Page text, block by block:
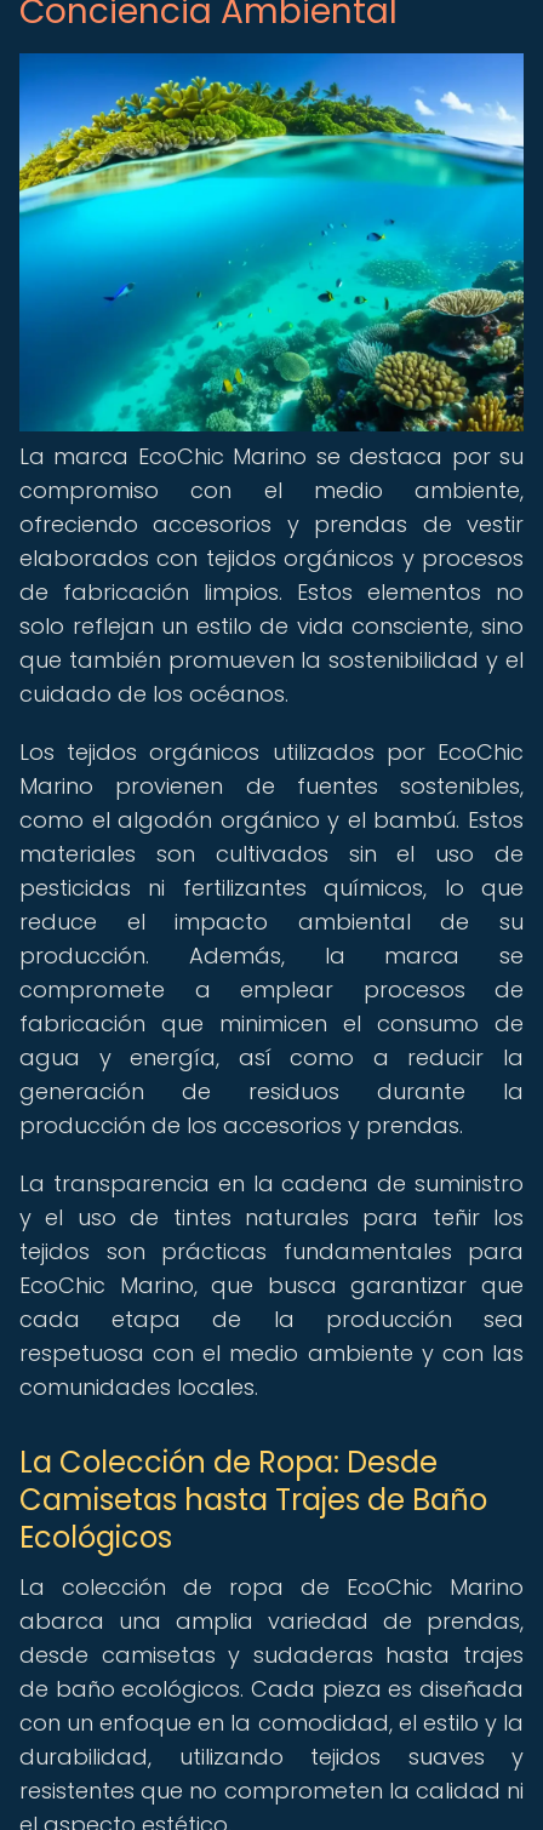
Conciencia Ambiental
La marca EcoChic Marino se destaca por su
compromiso con el medio ambiente,
ofreciendo accesorios y prendas de vestir
elaborados con tejidos orgánicos y procesos
de fabricación limpios. Estos elementos no
solo reflejan un estilo de vida consciente, sino
que también promueven la sostenibilidad y el
cuidado de los océanos.
Los tejidos orgánicos utilizados por EcoChic
Marino provienen de fuentes sostenibles,
como el algodón orgánico y el bambú. Estos
materiales son cultivados sin el uso de
pesticidas ni fertilizantes químicos, lo que
reduce el impacto ambiental de su
producción. Además, la marca se
compromete a emplear procesos de
fabricación que minimicen el consumo de
agua y energía, así como a reducir la
generación de residuos durante la
producción de los accesorios y prendas.
La transparencia en la cadena de suministro
y el uso de tintes naturales para teñir los
tejidos son prácticas fundamentales para
EcoChic Marino, que busca garantizar que
cada etapa de la producción sea
respetuosa con el medio ambiente y con las
comunidades locales.
La Colección de Ropa: Desde
Camisetas hasta Trajes de Baño
Ecológicos
La colección de ropa de EcoChic Marino
abarca una amplia variedad de prendas,
desde camisetas y sudaderas hasta trajes
de baño ecológicos. Cada pieza es diseñada
con un enfoque en la comodidad, el estilo y la
durabilidad, utilizando tejidos suaves y
resistentes que no comprometen la calidad ni